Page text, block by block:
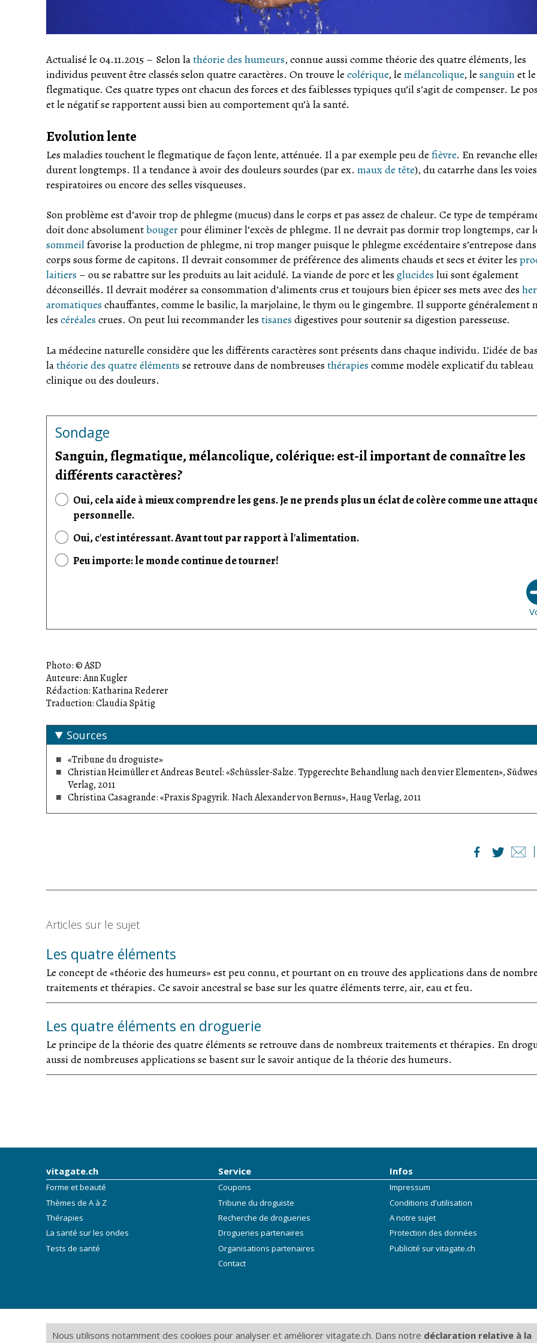
Actualisé le 04.11.2015 – Selon lathéorie des humeurs, connue aussi comme théorie des quatre éléments, les
individus peuvent être classés selon quatre caractères. On trouve le colérique, le mélancolique, le sanguinet le
flegmatique. Ces quatre types ont chacun des forces et des faiblesses typiques qu’il s’agit de compenser. Le
et le négatif se rapportent aussi bien au comportement qu’à la santé.
Evolution lente
Les maladies touchent le flegmatique de façon lente, atténuée. Il a par exemple peu de fièvre. En revanche
durent longtemps. Il a tendance à avoir des douleurs sourdes (par ex. maux de tête), du catarrhe dans les voies
respiratoires ou encore des selles visqueuses.
Son problème est d’avoir trop de phlegme (mucus) dans le corps et pas assez de chaleur. Ce type de
doit donc absolumentbougerpour éliminer l’excès de phlegme. Il ne devrait pas dormir trop longtemps, car
sommeilfavorise la production de phlegme, ni trop manger puisque le phlegme excédentaire s’entrepose
corps sous forme de capitons. Il devrait consommer de préférence des aliments chauds et secs et éviter les
laitiers – ou se rabattre sur les produits au lait acidulé. La viande de porc et les glucides lui sont également
déconseillés. Il devrait modérer sa consommation d’aliments crus et toujours bien épicer ses mets avec des
aromatiques chauffantes, comme le basilic, la marjolaine, le thym ou le gingembre. Il supporte généralement
les céréales crues. On peut lui recommander les tisanes digestives pour soutenir sa digestion paresseuse.
La médecine naturelle considère que les différents caractères sont présents dans chaque individu. L’idée de
lathéorie des quatre éléments se retrouve dans de nombreuses thérapies comme modèle explicatif du tableau
clinique ou des douleurs.
Sondage
Sanguin, flegmatique, mélancolique, colérique: est-il important de connaître les
différents caractères?
Oui, cela aide à mieux comprendre les gens. Je ne prends plus un éclat de colère comme une
personnelle.
Oui, c'est intéressant. Avant tout par rapport à l'alimentation.
Peu importe: le monde continue de tourner!
Photo: © ASD
Auteure: Ann Kugler
Rédaction: Katharina Rederer
Traduction: Claudia Spätig
Sources
«Tribune du droguiste»
Christian Heimüller et Andreas Beutel: «Schüssler-Salze. Typgerechte Behandlung nach den vier Elementen»,
Verlag, 2011
Christina Casagrande: «Praxis Spagyrik. Nach Alexander von Bernus», Haug Verlag, 2011
Articles sur le sujet
Les quatre éléments
Le concept de «théorie des humeurs» est peu connu, et pourtant on en trouve des applications dans de
traitements et thérapies. Ce savoir ancestral se base sur les quatre éléments terre, air, eau et feu.
Les quatre éléments en droguerie
Le principe de la théorie des quatre éléments se retrouve dans de nombreux traitements et thérapies. En
aussi de nombreuses applications se basent sur le savoir antique de la théorie des humeurs.
vitagate.ch
Forme et beauté
Thèmes de A à Z
Thérapies
La santé sur les ondes
Tests de santé
Service
Coupons
Tribune du droguiste
Recherche de drogueries
Drogueries partenaires
Organisations partenaires
Contact
Infos
Impressum
Conditions d'utilisation
A notre sujet
Protection des données
Publicité sur vitagate.ch
Nous utilisons notamment des cookies pour analyser et améliorer vitagate.ch. Dans notre déclaration relative à la